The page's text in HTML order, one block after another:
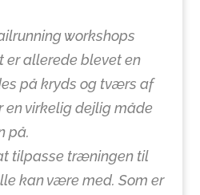
workshops
er allerede blevet en
på kryds og tværs af
en virkelig dejlig måde
på.
tilpasse træningen til
kan være med. Som er